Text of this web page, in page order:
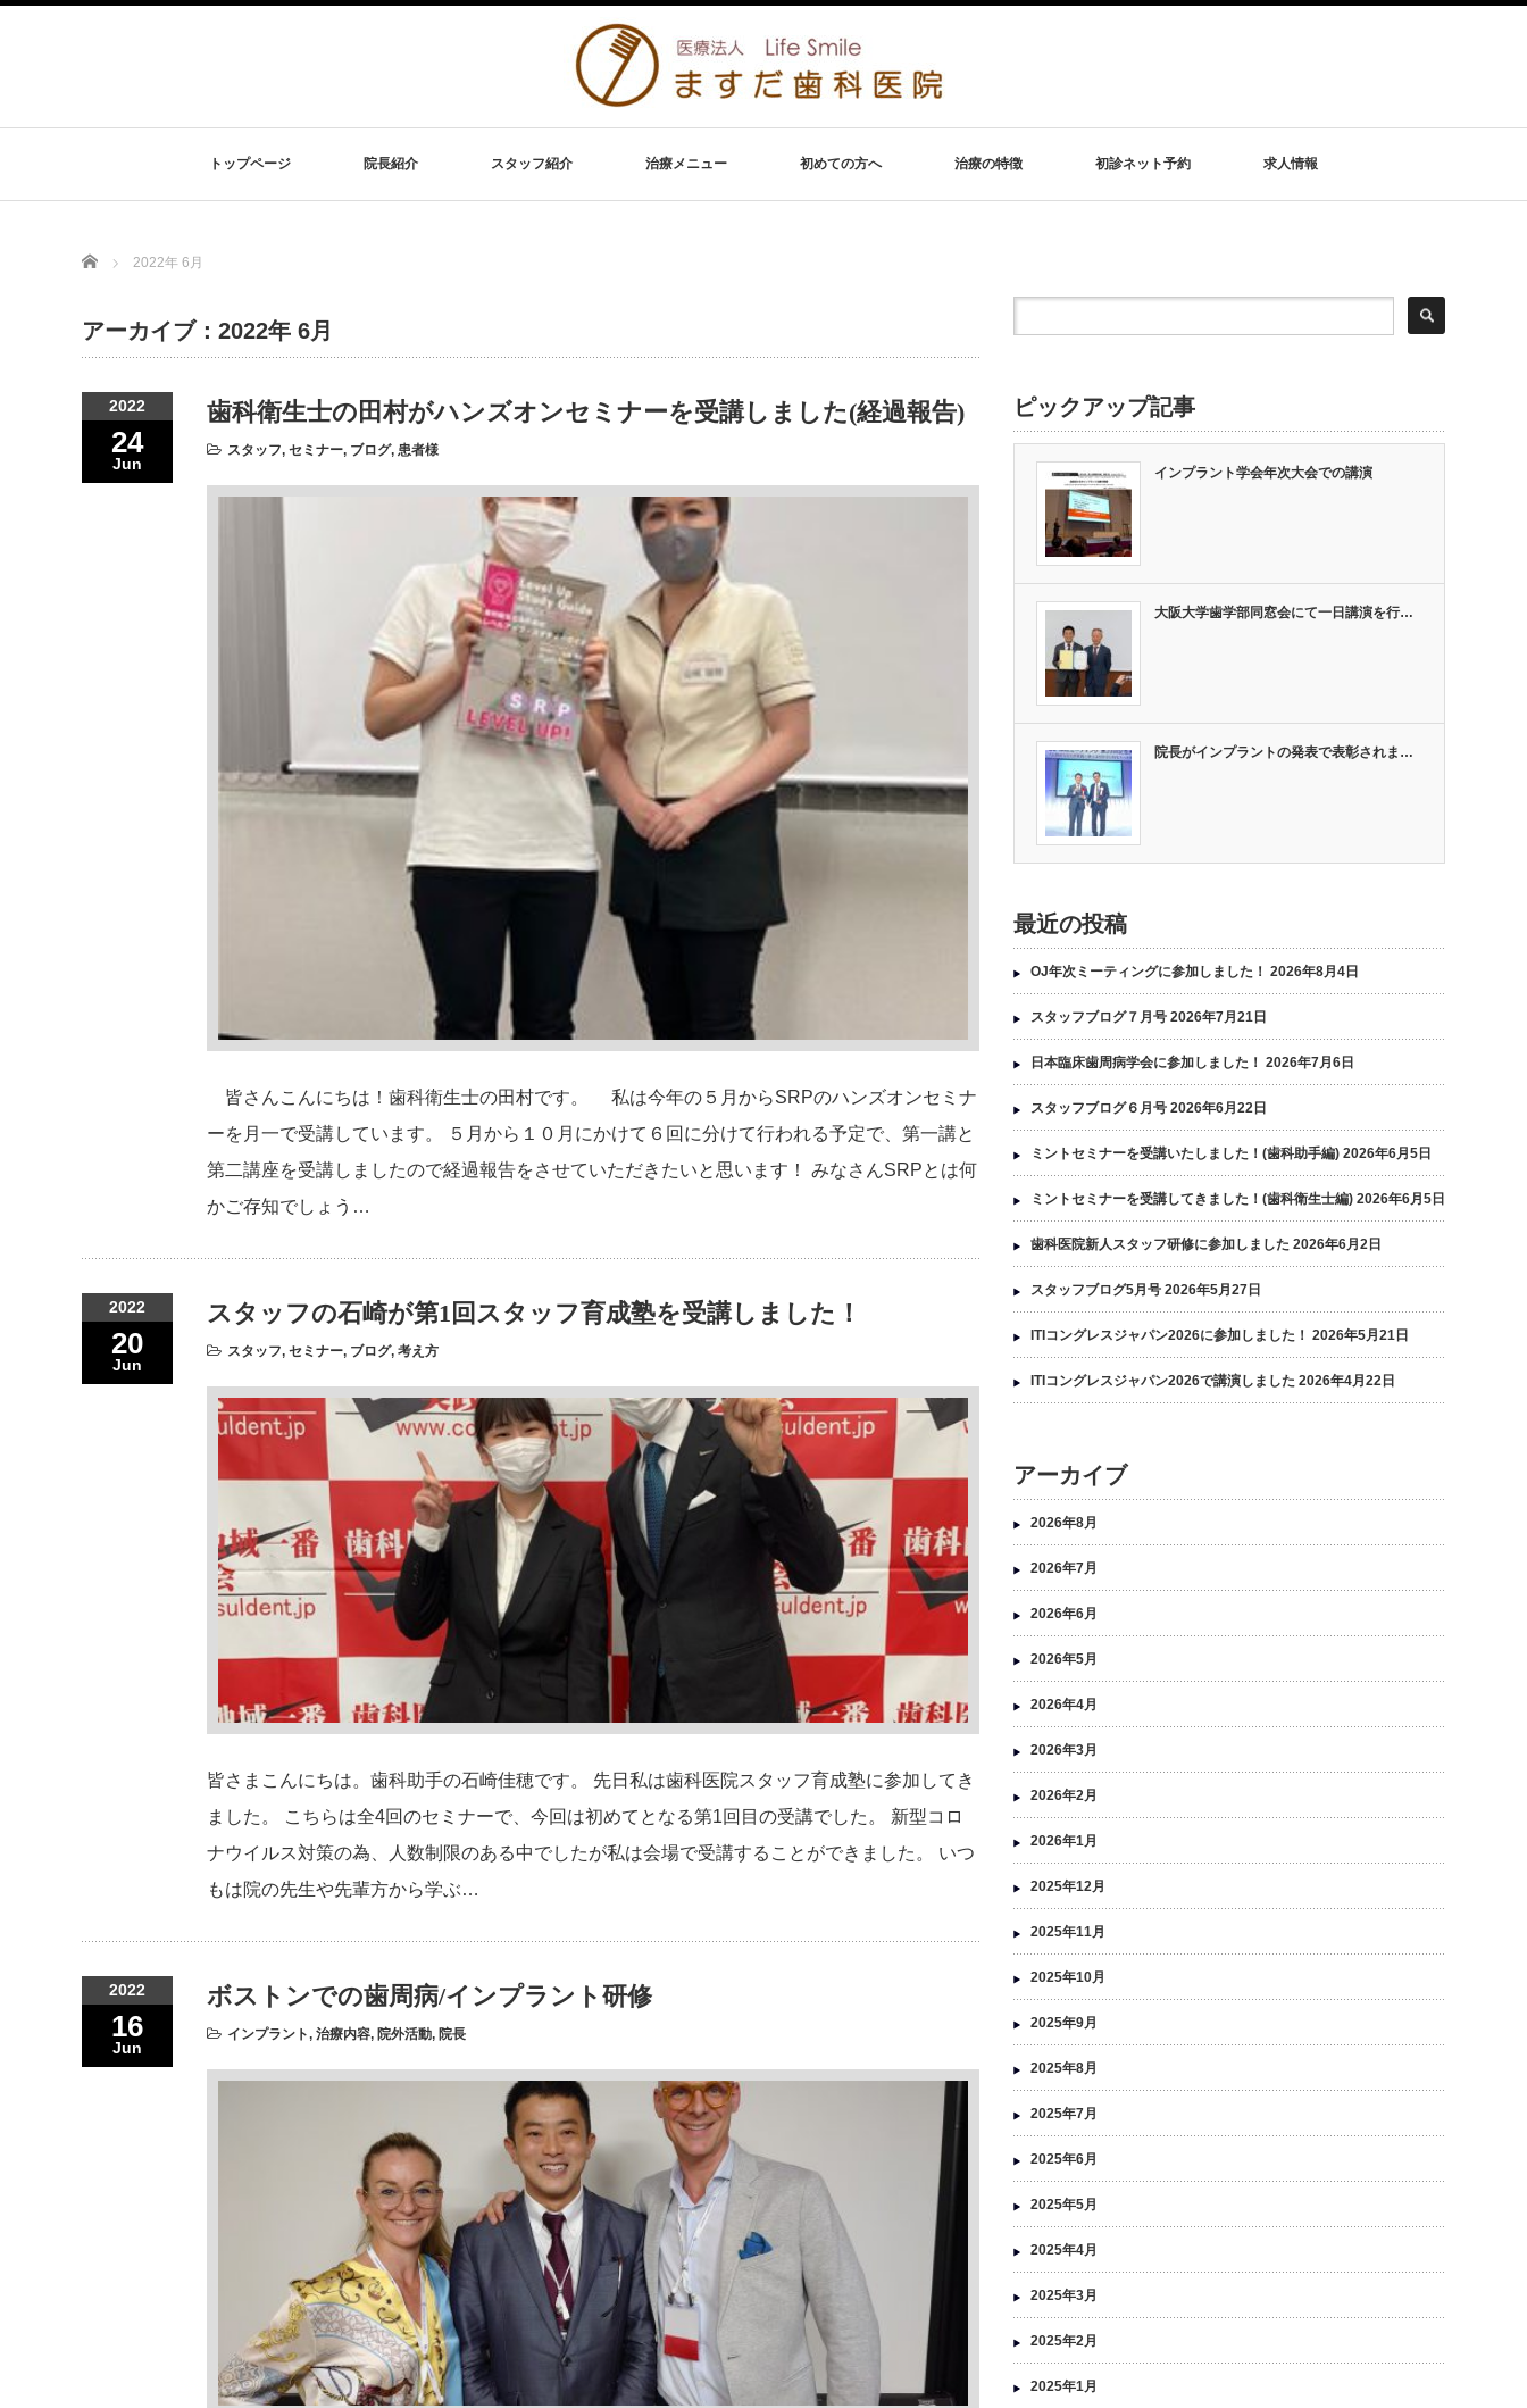
トップページ 院長紹介 スタッフ紹介 治療メニュー 初めての方へ 治療の特徴 初診ネット予約 求人情報
Home 2022年 6月
アーカイブ：2022年 6月
2022
24
Jun
歯科衛生士の田村がハンズオンセミナーを受講しました(経過報告)
スタッフ, セミナー, ブログ, 患者様
皆さんこんにちは！歯科衛生士の田村です。 私は今年の５月からSRPのハンズオンセミナ
ーを月一で受講しています。 ５月から１０月にかけて６回に分けて行われる予定で、第一講と
第二講座を受講しましたので経過報告をさせていただきたいと思います！ みなさんSRPとは何
かご存知でしょう…
2022
20
Jun
スタッフの石崎が第1回スタッフ育成塾を受講しました！
スタッフ, セミナー, ブログ, 考え方
皆さまこんにちは。歯科助手の石崎佳穂です。 先日私は歯科医院スタッフ育成塾に参加してき
ました。 こちらは全4回のセミナーで、今回は初めてとなる第1回目の受講でした。 新型コロ
ナウイルス対策の為、人数制限のある中でしたが私は会場で受講することができました。 いつ
もは院の先生や先輩方から学ぶ…
2022
16
Jun
ボストンでの歯周病/インプラント研修
インプラント, 治療内容, 院外活動, 院長
ピックアップ記事
インプラント学会年次大会での講演
大阪大学歯学部同窓会にて一日講演を行…
院長がインプラントの発表で表彰されま…
最近の投稿
OJ年次ミーティングに参加しました！ 2026年8月4日
スタッフブログ７月号 2026年7月21日
日本臨床歯周病学会に参加しました！ 2026年7月6日
スタッフブログ６月号 2026年6月22日
ミントセミナーを受講いたしました！(歯科助手編) 2026年6月5日
ミントセミナーを受講してきました！(歯科衛生士編) 2026年6月5日
歯科医院新人スタッフ研修に参加しました 2026年6月2日
スタッフブログ5月号 2026年5月27日
ITIコングレスジャパン2026に参加しました！ 2026年5月21日
ITIコングレスジャパン2026で講演しました 2026年4月22日
アーカイブ
2026年8月
2026年7月
2026年6月
2026年5月
2026年4月
2026年3月
2026年2月
2026年1月
2025年12月
2025年11月
2025年10月
2025年9月
2025年8月
2025年7月
2025年6月
2025年5月
2025年4月
2025年3月
2025年2月
2025年1月